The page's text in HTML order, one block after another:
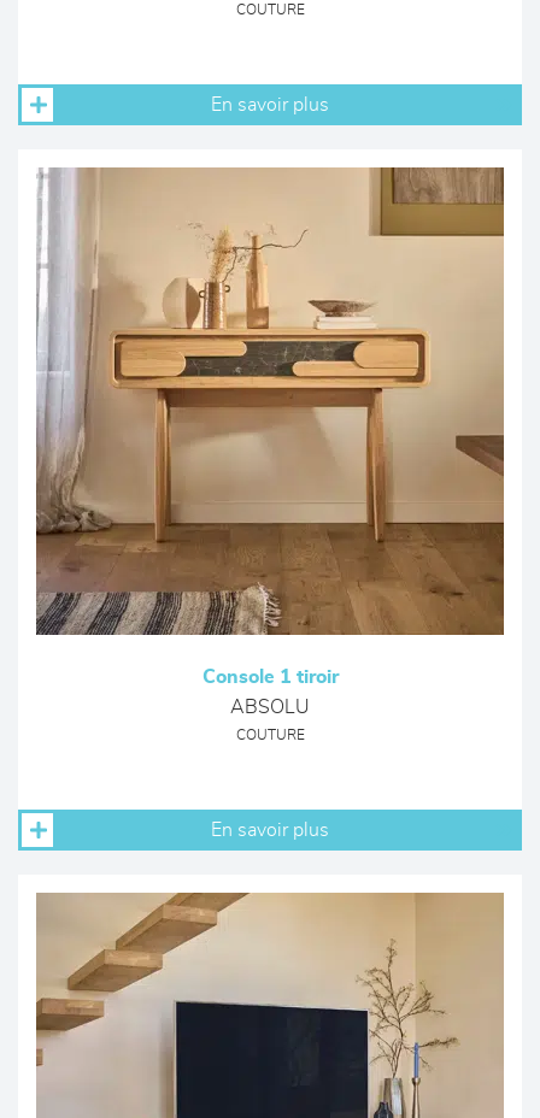
COUTURE
En savoir plus
Console 1 tiroir
ABSOLU
COUTURE
En savoir plus